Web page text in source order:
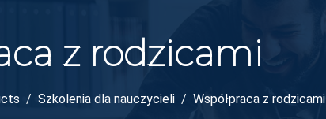
z rodzicami
Szkolenia dla nauczycieli Współpraca z rodzicami